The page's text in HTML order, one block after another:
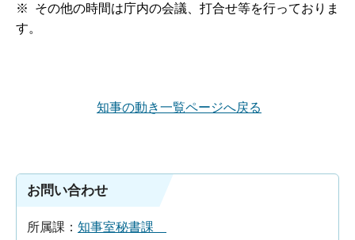
※ その他の時間は庁内の会議、打合せ等を行っておりま
す。
知事の動き一覧ページへ戻る
お問い合わせ
所属課： 知事室秘書課